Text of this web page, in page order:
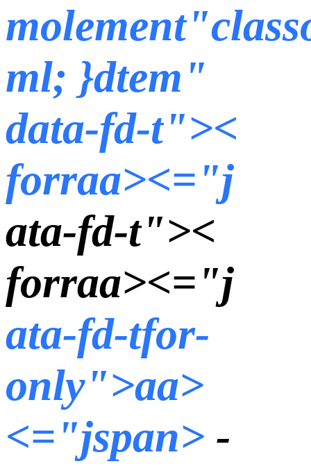
ml; }dtem"
data-fd-t"><
forraa><="j
ata-fd-t"><
forraa><="j
ata-fd-tfor-
only">aa>
<="jspan> -